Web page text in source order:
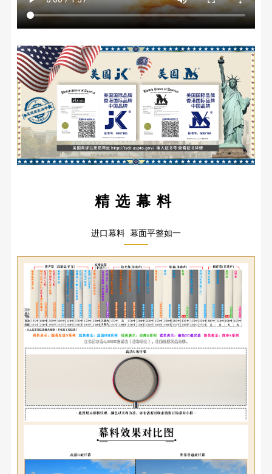
精选幕料
进口幕料 幕面平整如一